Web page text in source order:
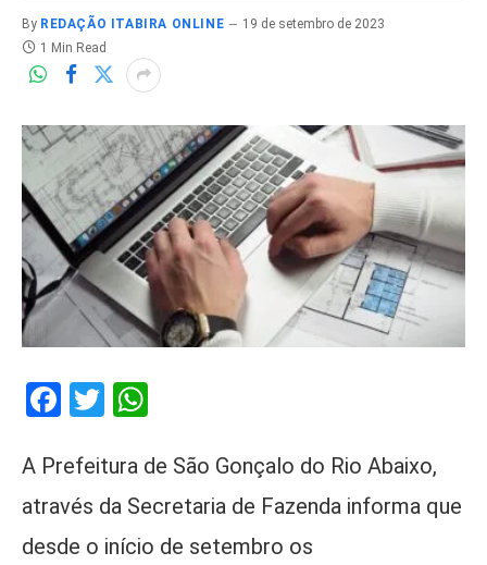
By REDAÇÃO ITABIRA ONLINE
19 de setembro de 2023
1 Min Read
Facebook
Twitter
A Prefeitura de São Gonçalo do Rio Abaixo,
através da Secretaria de Fazenda informa que
desde o início de setembro os